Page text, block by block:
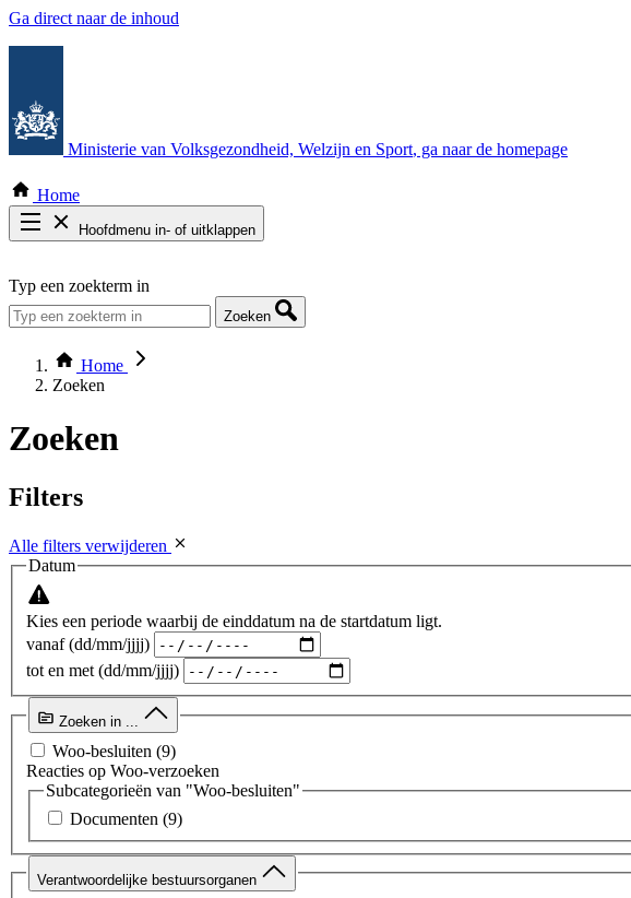
Ga direct naar de inhoud
Ministerie van Volksgezondheid, Welzijn en Sport, ga naar de homepage
Home
Hoofdmenu in- of uitklappen
Thema COVID-19
Bekijk per bestuursorgaan
Typ een zoekterm in
Zoeken
Home
Zoeken
Zoeken
Filters
Alle filters verwijderen
Datum
Kies een periode waarbij de einddatum na de startdatum ligt.
vanaf (dd/mm/jjjj)
tot en met (dd/mm/jjjj)
Zoeken in ...
Woo-besluiten (9)
Reacties op Woo-verzoeken
Subcategorieën van "Woo-besluiten"
Documenten (9)
Verantwoordelijke bestuursorganen